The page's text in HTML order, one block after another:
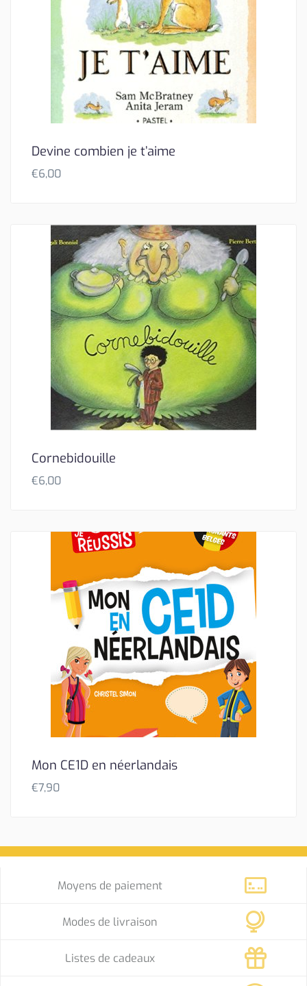
Devine combien je t’aime
€6,00
Cornebidouille
€6,00
Mon CE1D en néerlandais
€7,90
Moyens de paiement
Modes de livraison
Listes de cadeaux